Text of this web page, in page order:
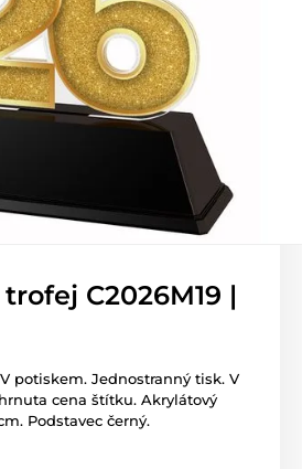
C2026M19 |
potiskem. Jednostranný tisk. V
cena štítku. Akrylátový
Podstavec černý.